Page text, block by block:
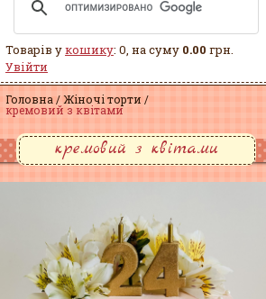
Товарів укошику: 0, на суму 0.00 грн.
Увійти
Головна Жіночі торти
кремовий з квітами
кремовий з квітами